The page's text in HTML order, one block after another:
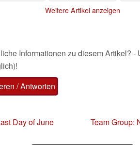
Weitere Artikel anzeigen
Informationen zu diesem Artikel?
/ Antworten
Day of June
Team Group: